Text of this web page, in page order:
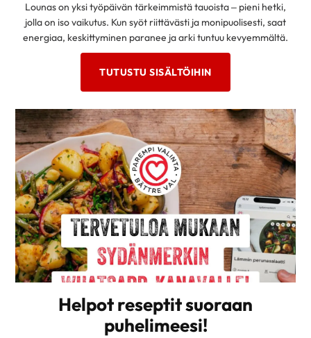
Lounas on yksi työpäivän tärkeimmistä tauoista – pieni hetki,
jolla on iso vaikutus. Kun syöt riittävästi ja monipuolisesti, saat
energiaa, keskittyminen paranee ja arki tuntuu kevyemmältä.
TUTUSTU SISÄLTÖIHIN
Helpot reseptit suoraan
puhelimeesi!